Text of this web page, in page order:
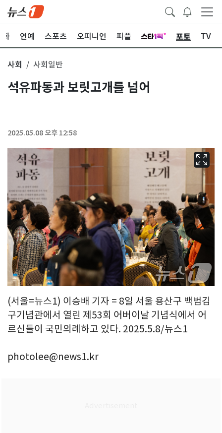
화 연예 스포츠 오피니언 피플 포토 TV
사회 사회일반
석유파동과 보릿고개를 넘어
2025.05.08 오후 12:58
(서울=뉴스1) 이승배 기자 = 8일 서울 용산구 백범김
구기념관에서 열린 제53회 어버이날 기념식에서 어
르신들이 국민의례하고 있다. 2025.5.8/뉴스1
photolee@news1.kr